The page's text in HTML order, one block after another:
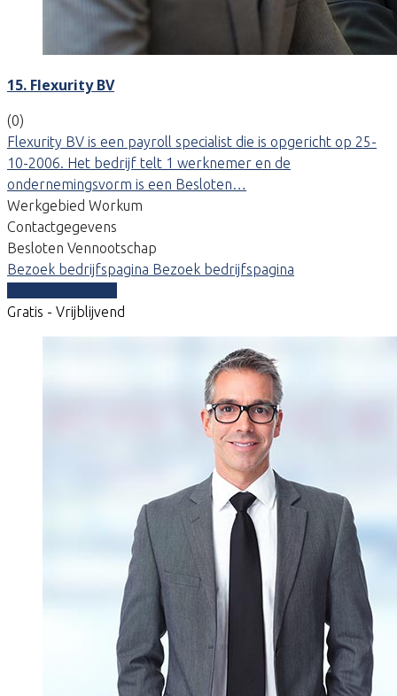
15. Flexurity BV
(0)
Flexurity BV is een payroll specialist die is opgericht op 25-
10-2006. Het bedrijf telt 1 werknemer en de
ondernemingsvorm is een Besloten…
Werkgebied Workum
Contactgegevens
Besloten Vennootschap
Bezoek bedrijfspagina Bezoek bedrijfspagina
Gratis - Vrijblijvend